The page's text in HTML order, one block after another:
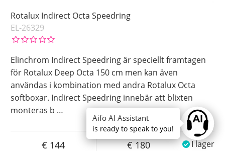
Rotalux Indirect Octa Speedring
EL-26329
Elinchrom Indirect Speedring är speciellt framtagen
för Rotalux Deep Octa 150 cm men kan även
användas i kombination med andra Rotalux Octa
softboxar. Indirect Speedring innebär att blixten
monteras b …
144 180 I lager
Ask
Aifo AI Assistant
is ready to speak to you!